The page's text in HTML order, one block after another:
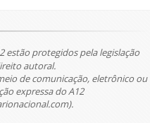
estão protegidos pela legislação
autoral.
de comunicação, eletrônico ou
expressa do A12